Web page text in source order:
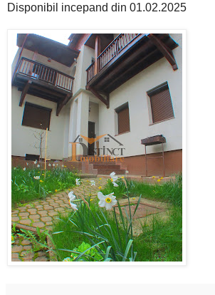
Disponibil incepand din 01.02.2025